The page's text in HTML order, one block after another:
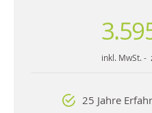
inkl. MwSt. -
25 Jahre